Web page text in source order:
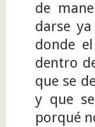
de
darse
donde
dentro
que se
y que
porqué